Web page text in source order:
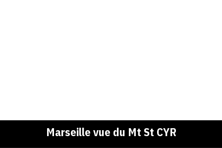
Marseille vue du Mt St CYR